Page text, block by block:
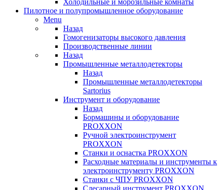
Пилотное и полупромышленное оборудование
Menu
Назад
Гомогенизаторы высокого давления
Производственные линии
Назад
Промышленные металлодетекторы
Назад
Промышленные металлодетекторы
Sartorius
Инструмент и оборудование
Назад
Бормашины и оборудование
PROXXON
Ручной электроинструмент
PROXXON
Cтанки и оснастка PROXXON
Расходные материалы и инструменты к
электроинструменту PROXXON
Станки с ЧПУ PROXXON
Слесарный инструмент PROXXON